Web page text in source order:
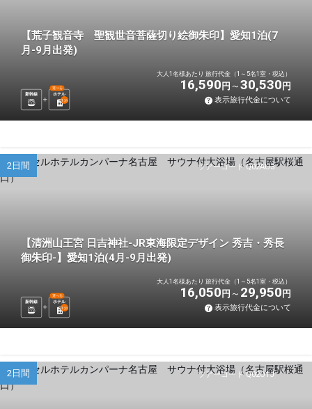
【荒子観音寺 聖観世音菩薩切り絵御朱印】愛知1泊(7
月-9月出発)
新幹線 ホテル
選べる
1 泊
大人1名様あたり 旅行代金（1～5名1室・税込）
16,590 円 30,530 円
表示旅行代金について
ツアーコード Q02AU3
2日間
【清洲山王宮 日吉神社-JR東海限定デザイン 秀吉・秀長
御朱印-】愛知1泊(4月-9月出発)
新幹線 ホテル
選べる
1 泊
大人1名様あたり 旅行代金（1～5名1室・税込）
16,050 円 29,950 円
表示旅行代金について
ツアーコード Q02O1J
2日間